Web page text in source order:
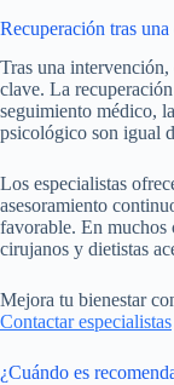
Recuperación tras
Tras una
clave. La
seguimiento médico,
psicológico son igual
Los especialistas
asesoramiento
favorable. En muchos
cirujanos y dietistas
Mejora tu bienestar
Contactar especialistas
¿Cuándo es